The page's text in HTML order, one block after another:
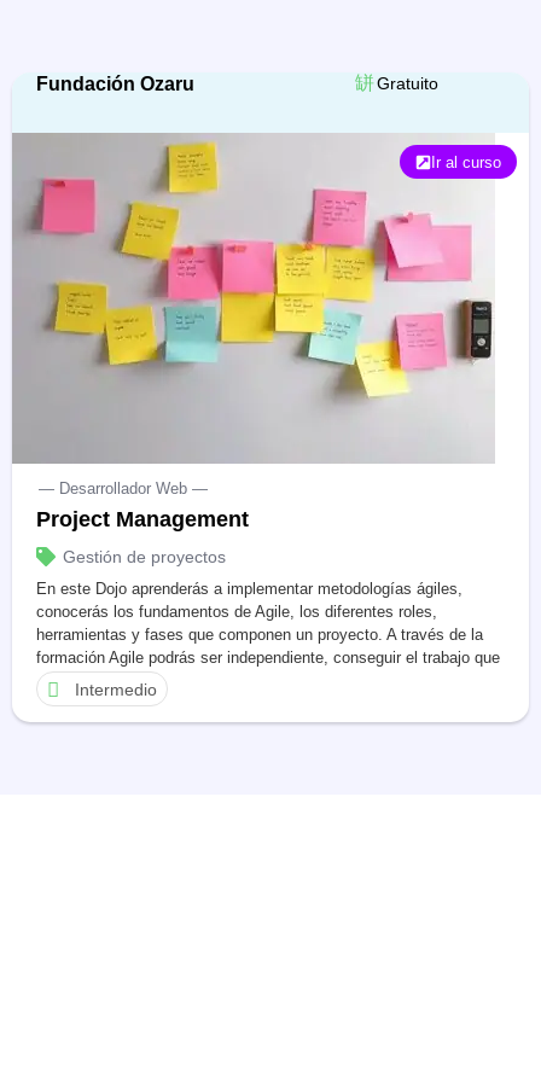
Fundación Ozaru Gratuito
Ir al curso
— Desarrollador Web —
Project Management
Gestión de proyectos
En este Dojo aprenderás a implementar metodologías ágiles,
conocerás los fundamentos de Agile, los diferentes roles,
herramientas y fases que componen un proyecto. A través de la
formación Agile podrás ser independiente, conseguir el trabajo que
tanto te interesa o llevar a la cima tu propio emprendimiento.
Intermedio